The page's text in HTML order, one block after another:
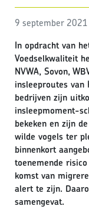
9 september 2021
In opdracht van
Voedselkwaliteit
NVWA, Sovon,
insleeproutes
bedrijven zijn
insleepmoment-
bekeken en zijn
wilde vogels ter
binnenkort
toenemende
komst van
alert te zijn.
samengevat.